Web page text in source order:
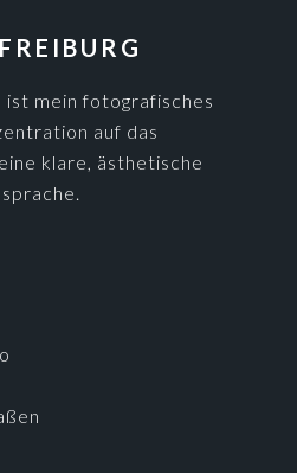
ist mein fotografisches
auf das
klare, ästhetische